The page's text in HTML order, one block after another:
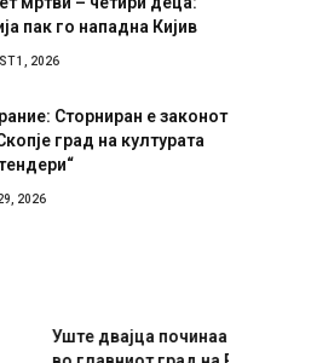
мртви – четири деца:
пак го нападна Кијив
Сторниран е законот
град на културата
повредите во ресторан